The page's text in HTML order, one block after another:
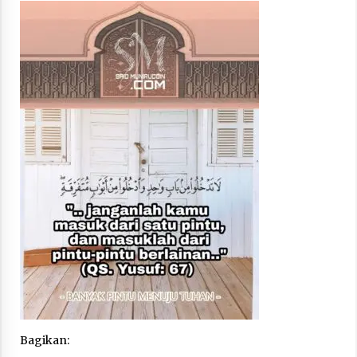
“One Piece”, Cara Barat Mengejar Mimpi
2 months ago
“Pohon Kehidupan”: Mati Dulu, Baru Hidup
3 months ago
“Manusia Digital”: Cerdas Lewat Sinyal
3 months ago
“Allahukrasi”: The Power of Management!
3 months ago
Bagikan: